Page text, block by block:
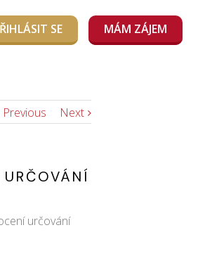
SE MÁM ZÁJEM
Previous Next
určování